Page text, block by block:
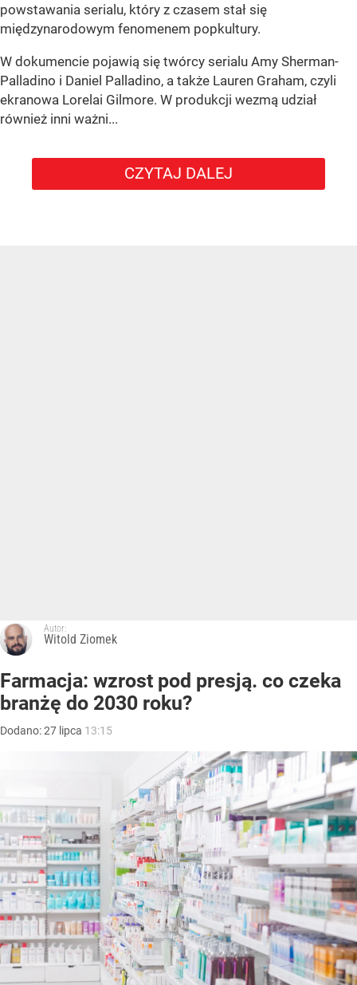
powstawania serialu, który z czasem stał się
międzynarodowym fenomenem popkultury.
W dokumencie pojawią się twórcy serialu Amy Sherman-
Palladino i Daniel Palladino, a także Lauren Graham, czyli
ekranowa Lorelai Gilmore. W produkcji wezmą udział
również inni ważni...
CZYTAJ DALEJ
Autor:
Witold Ziomek
Farmacja: wzrost pod presją. co czeka
branżę do 2030 roku?
Dodano:27 lipca 13:15